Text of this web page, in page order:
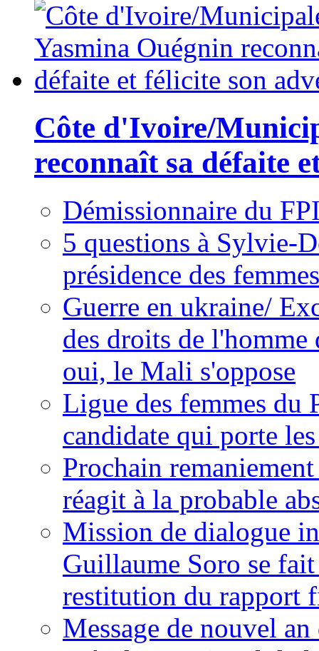
Côte d'Ivoire/
reconnaît sa défaite
Démissionnaire du
5 questions à Sylvie-
présidence des
Guerre en ukraine/
des droits de
oui, le Mali s'oppose
Ligue des femmes du
candidate qui porte
Prochain
réagit à la probable
Mission de dialogue
Guillaume Soro se
restitution du rapport
Message de nouvel